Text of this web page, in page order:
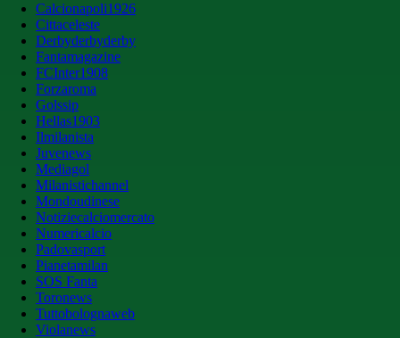
Calcionapoli1926
Cittaceleste
Derbyderbyderby
Fantamagazine
FCInter1908
Forzaroma
Golssip
Hellas1903
Ilmilanista
Juvenews
Mediagol
Milanistichannel
Mondoudinese
Notiziecalciomercato
Numericalcio
Padovasport
Pianetamilan
SOS Fanta
Toronews
Tuttobolognaweb
Violanews